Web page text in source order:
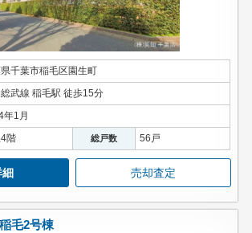
千葉市稲毛区園生町
総武線 稲毛駅 徒歩15分
年1月
階 総戸数 56戸
細 売却査定
毛2号棟